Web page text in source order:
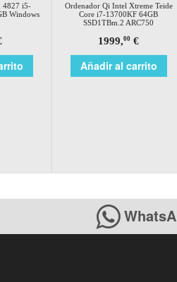
4827 i5-
Windows
Ordenador Qi Intel Xtreme Teide
Core i7-13700KF 64GB
SSD1TBm.2 ARC750
1999,00 €
Añadir al carrito